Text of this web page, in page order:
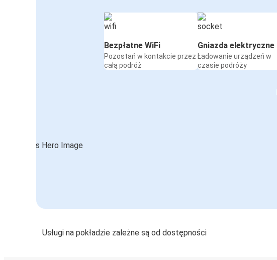
Bezpłatne WiFi
Pozostań w kontakcie przez
całą podróż
Gniazda elektryczne
Ładowanie urządzeń w
czasie podróży
Usługi na pokładzie zależne są od dostępności